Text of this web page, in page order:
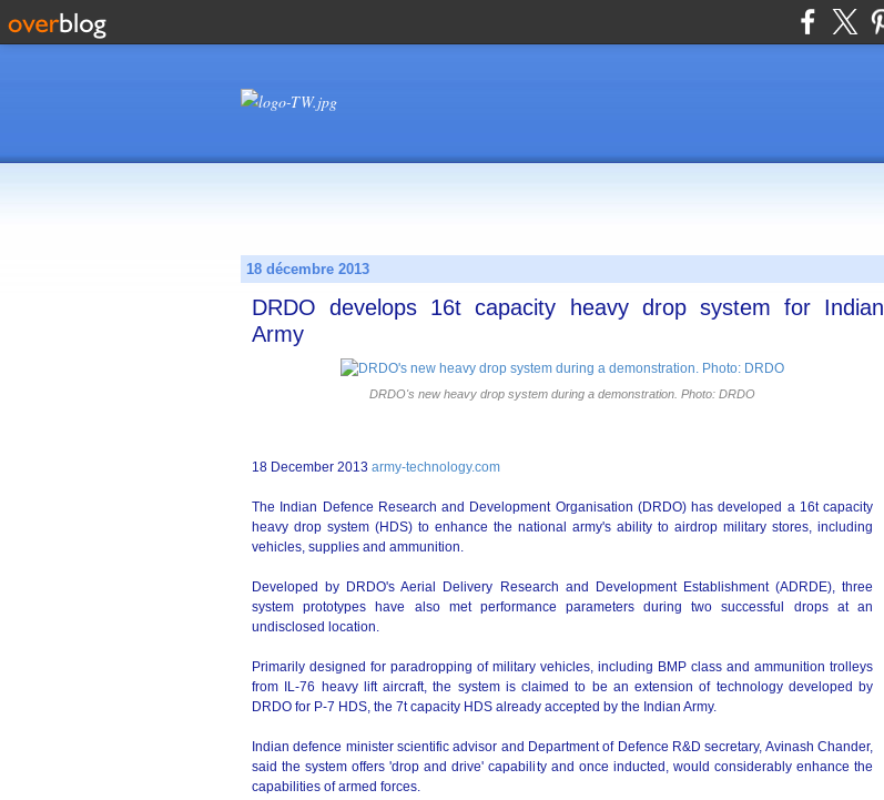
18 décembre 2013
DRDO develops 16t capacity heavy drop system for Indian
Army
DRDO's new heavy drop system during a demonstration. Photo: DRDO
18 December 2013 army-technology.com
The Indian Defence Research and Development Organisation (DRDO) has developed a 16t capacity
heavy drop system (HDS) to enhance the national army's ability to airdrop military stores, including
vehicles, supplies and ammunition.
Developed by DRDO's Aerial Delivery Research and Development Establishment (ADRDE), three
system prototypes have also met performance parameters during two successful drops at an
undisclosed location.
Primarily designed for paradropping of military vehicles, including BMP class and ammunition trolleys
from IL-76 heavy lift aircraft, the system is claimed to be an extension of technology developed by
DRDO for P-7 HDS, the 7t capacity HDS already accepted by the Indian Army.
Indian defence minister scientific advisor and Department of Defence R&D secretary, Avinash Chander,
said the system offers 'drop and drive' capability and once inducted, would considerably enhance the
capabilities of armed forces.